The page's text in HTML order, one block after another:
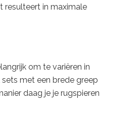
resulteert in maximale
om te variëren in
met een brede greep
daag je je rugspieren